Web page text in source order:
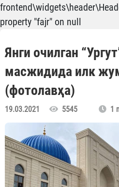
property "fajr" on null
Янги очилган
масжидида илк
(фотолавҳа)
19.03.2021 5545 1